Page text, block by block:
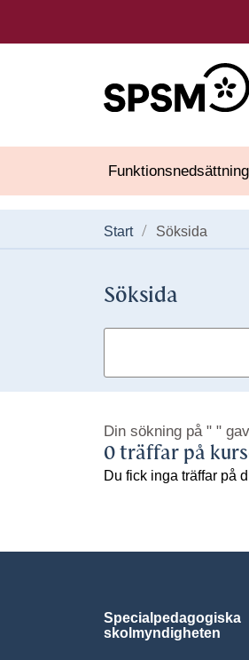
Start Söksida
Söksida
Din sökning på " " gav
0 träffar på
Du fick inga träffar på
Specialpedagogiska
skolmyndigheten